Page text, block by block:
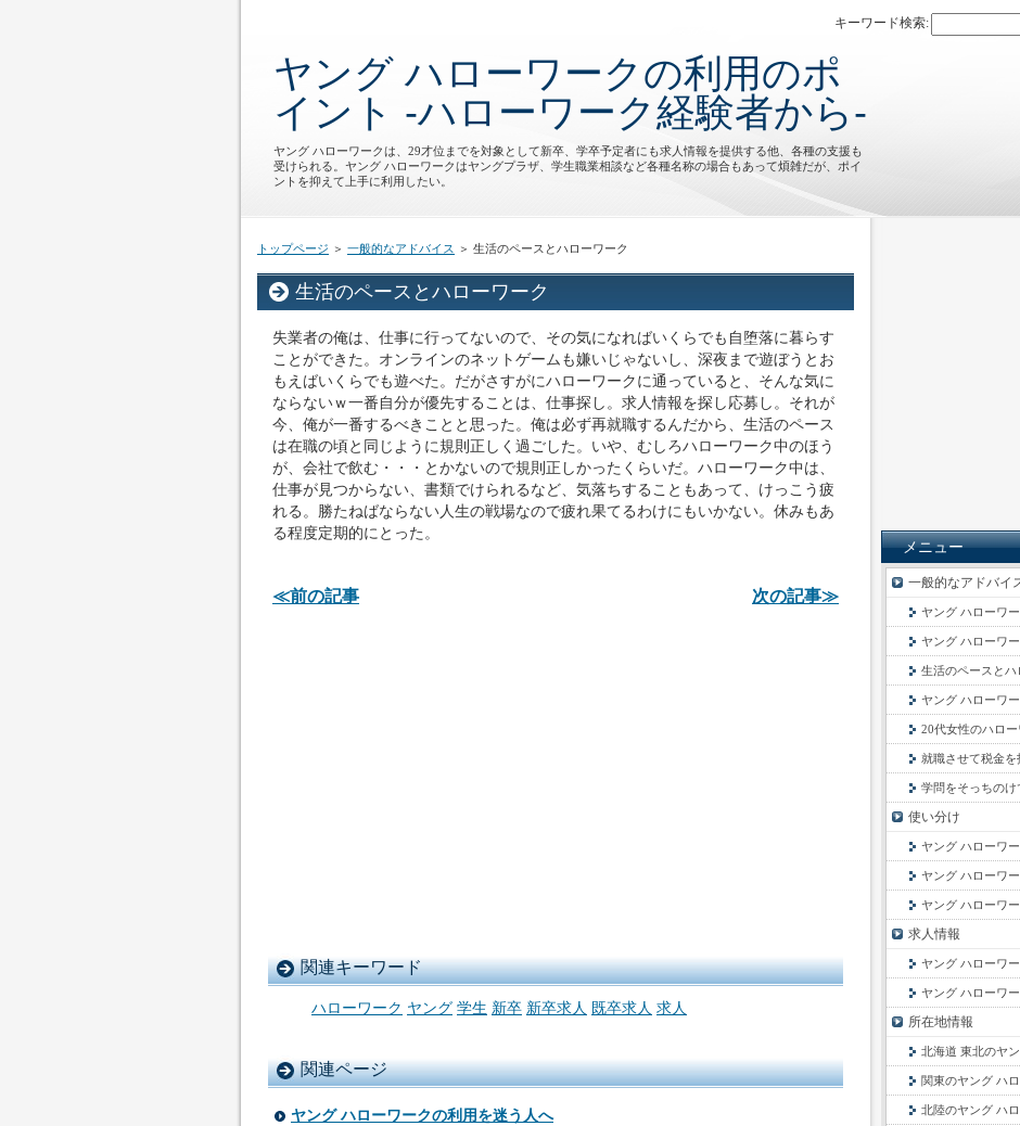
ヤング ハローワークの利用のポ
イント -ハローワーク経験者から-
ヤング ハローワークは、29才位までを対象として新卒、学卒予定者にも求人情報を提供する他、各種の支援も
受けられる。ヤング ハローワークはヤングプラザ、学生職業相談など各種名称の場合もあって煩雑だが、ポイ
ントを抑えて上手に利用したい。
トップページ ＞ 一般的なアドバイス ＞ 生活のペースとハローワーク
生活のペースとハローワーク
失業者の俺は、仕事に行ってないので、その気になればいくらでも自堕落に暮らす
ことができた。オンラインのネットゲームも嫌いじゃないし、深夜まで遊ぼうとお
もえばいくらでも遊べた。だがさすがにハローワークに通っていると、そんな気に
ならないｗ一番自分が優先することは、仕事探し。求人情報を探し応募し。それが
今、俺が一番するべきことと思った。俺は必ず再就職するんだから、生活のペース
は在職の頃と同じように規則正しく過ごした。いや、むしろハローワーク中のほう
が、会社で飲む・・・とかないので規則正しかったくらいだ。ハローワーク中は、
仕事が見つからない、書類でけられるなど、気落ちすることもあって、けっこう疲
れる。勝たねばならない人生の戦場なので疲れ果てるわけにもいかない。休みもあ
る程度定期的にとった。
≪前の記事 次の記事≫
関連キーワード
ハローワーク ヤング 学生 新卒 新卒求人 既卒求人 求人
関連ページ
ヤング ハローワークの利用を迷う人へ
メニュー
一般的なアドバイ
ヤング ハローワ
ヤング ハローワ
生活のペースとハ
ヤング ハローワ
20代女性のハロ
就職させて税金
学問をそっちのけ
使い分け
ヤング ハローワ
ヤング ハローワ
ヤング ハローワ
求人情報
ヤング ハローワ
ヤング ハローワ
所在地情報
北海道 東北のヤ
関東のヤング ハ
北陸のヤング ハ
キーワード検索: